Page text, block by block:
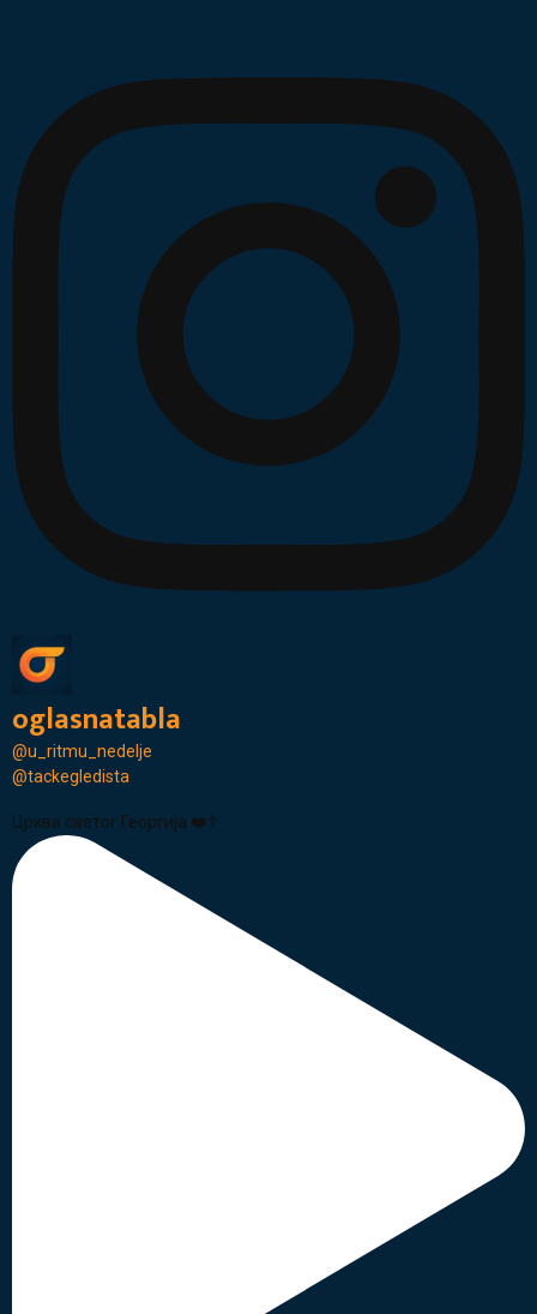
oglasnatabla
@u_ritmu_nedelje
@tackegledista
Црква светог Георгија ❤️☦️